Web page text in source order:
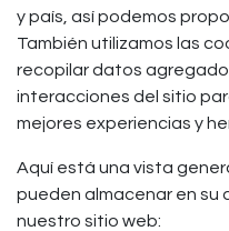
y país, así podemos
También utilizamos las
recopilar datos
interacciones del sitio
mejores experiencias y
Aquí está una vista
pueden almacenar en su
nuestro sitio web: